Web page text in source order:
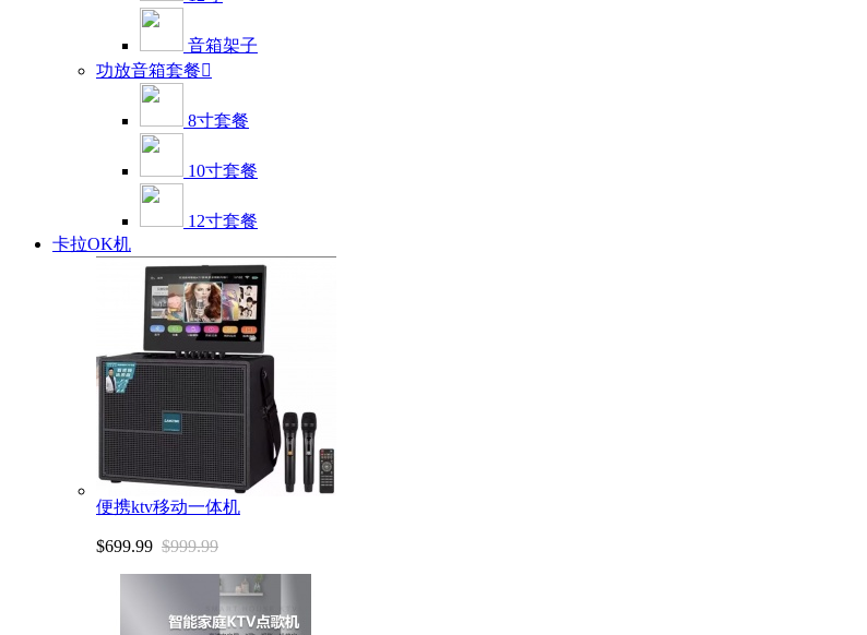
音箱架子
功放音箱套餐
8寸套餐
10寸套餐
12寸套餐
卡拉OK机
便携ktv移动一体机
$699.99 $999.99